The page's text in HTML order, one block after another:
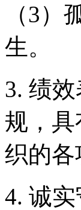
（3
生。
3. 绩
规，
织的各
4. 诚